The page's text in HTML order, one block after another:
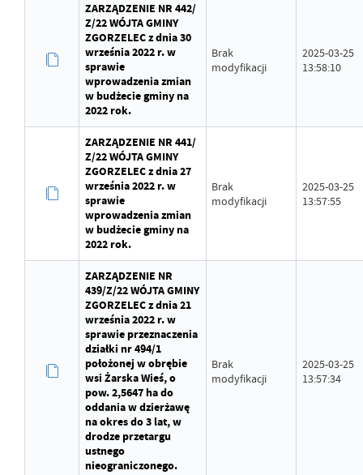
ZARZĄDZENIE NR 442/
Z/22 WÓJTA GMINY
ZGORZELEC z dnia 30
września 2022 r. w
sprawie
wprowadzenia zmian
w budżecie gminy na
2022 rok.
Brak
modyfikacji
2025-03-25
13:58:10
ZARZĄDZENIE NR 441/
Z/22 WÓJTA GMINY
ZGORZELEC z dnia 27
września 2022 r. w
sprawie
wprowadzenia zmian
w budżecie gminy na
2022 rok.
Brak
modyfikacji
2025-03-25
13:57:55
ZARZĄDZENIE NR
439/Z/22 WÓJTA GMINY
ZGORZELEC z dnia 21
września 2022 r. w
sprawie przeznaczenia
działki nr 494/1
położonej w obrębie
wsi Żarska Wieś, o
pow. 2,5647 ha do
oddania w dzierżawę
na okres do 3 lat, w
drodze przetargu
ustnego
nieograniczonego.
Brak
modyfikacji
2025-03-25
13:57:34